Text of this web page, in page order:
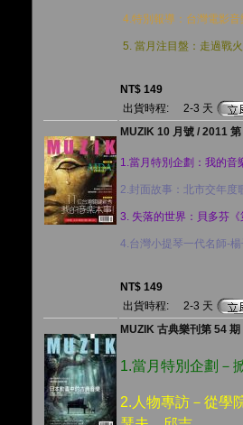
4.特別報導：台灣電影
5. 當月注目盤：走過戰
NT$ 149
出貨時程:
2-3 天
MUZIK 10 月號 / 2011
1.當月特別企劃：我的音
2.封面故事：北市交年度
3. 失落的世界：貝多芬
4.台灣小提琴一代名師-
NT$ 149
出貨時程:
2-3 天
MUZIK 古典樂刊第 54
1.當月特別企劃－
2.人物專訪－從學